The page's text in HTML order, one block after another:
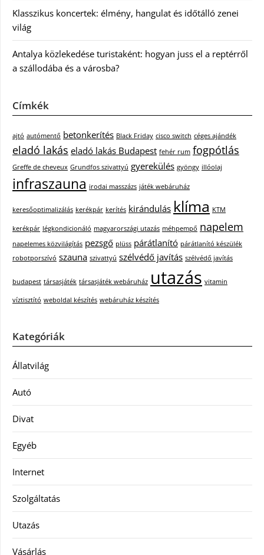
Klasszikus koncertek: élmény, hangulat és időtálló zenei
világ
Antalya közlekedése turistaként: hogyan juss el a reptérről
a szállodába és a városba?
Címkék
ajtó autómentő betonkerítés Black Friday cisco switch céges ajándék
eladó lakás eladó lakás Budapest fehér rum fogpótlás
Greffe de cheveux Grundfos szivattyú gyerekülés gyöngy illóolaj
infraszauna irodai masszázs játék webáruház
keresőoptimalizálás kerékpár kerítés kirándulás klíma KTM
kerékpár légkondicionáló magyarországi utazás méhpempő napelem
napelemes közvilágítás pezsgő plüss párátlanító párátlanító készülék
robotporszívó szauna szivattyú szélvédő javítás szélvédő javítás
budapest társasjáték társasjáték webáruház utazás vitamin
víztisztító weboldal készítés webáruház készítés
Kategóriák
Állatvilág
Autó
Divat
Egyéb
Internet
Szolgáltatás
Utazás
Vásárlás